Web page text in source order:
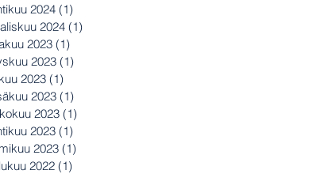
2024 (1)
2024 (1)
2023 (1)
2023 (1)
2023 (1)
2023 (1)
2023 (1)
2023 (1)
2023 (1)
2022 (1)